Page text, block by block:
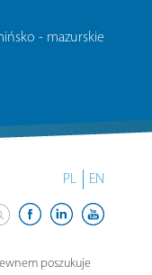
- mazurskie
PL EN
poszukuje